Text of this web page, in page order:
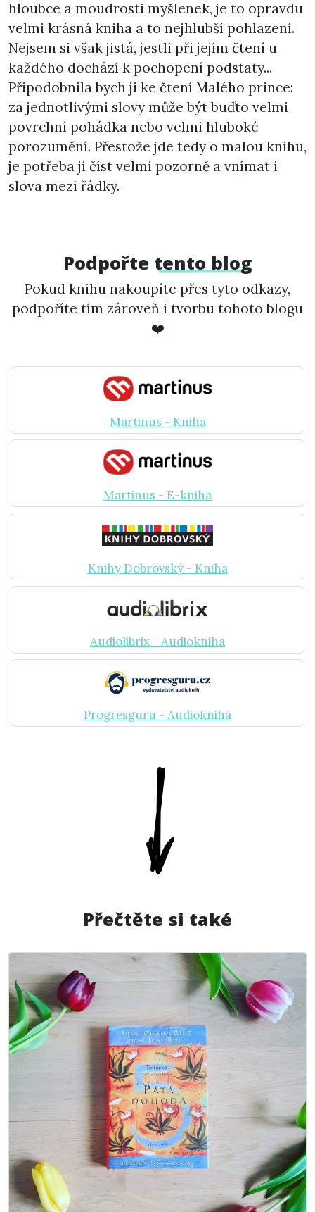
hloubce a moudrosti myšlenek, je to opravdu
velmi krásná kniha a to nejhlubší pohlazení.
Nejsem si však jistá, jestli při jejím čtení u
každého dochází k pochopení podstaty...
Připodobnila bych ji ke čtení Malého prince:
za jednotlivými slovy může být buďto velmi
povrchní pohádka nebo velmi hluboké
porozumění. Přestože jde tedy o malou knihu,
je potřeba ji číst velmi pozorně a vnímat i
slova mezi řádky.
Podpořte tento blog
Pokud knihu nakoupíte přes tyto odkazy,
podpoříte tím zároveň i tvorbu tohoto blogu
❤️
Martinus - Kniha
Martinus - E-kniha
Knihy Dobrovský - Kniha
Audiolibrix - Audiokniha
Progresguru - Audiokniha
Přečtěte si také